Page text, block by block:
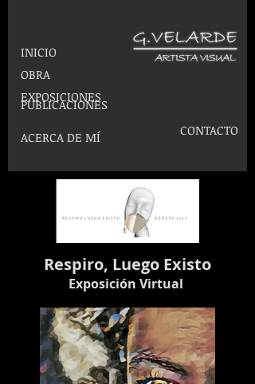
INICIO
OBRA
EXPOSICIONES
PUBLICACIONES
ACERCA DE MÍ CONTACTO
Respiro, Luego Existo
Exposición Virtual